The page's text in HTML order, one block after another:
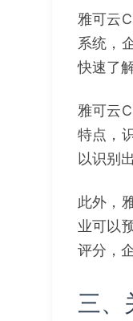
雅可云
系统，
快速了
雅可云
特点，
以识别
此外，
业可以
评分，
三、